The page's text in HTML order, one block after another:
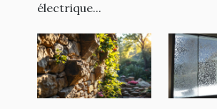
électrique...